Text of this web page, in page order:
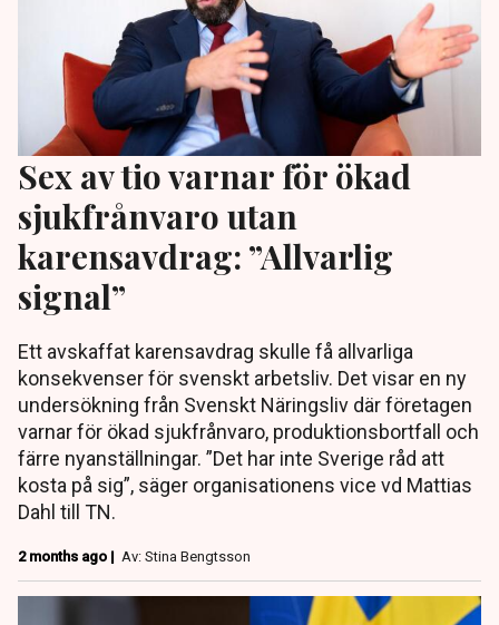
Sex av tio varnar för ökad
sjukfrånvaro utan
karensavdrag: ”Allvarlig
signal”
Ett avskaffat karensavdrag skulle få allvarliga
konsekvenser för svenskt arbetsliv. Det visar en ny
undersökning från Svenskt Näringsliv där företagen
varnar för ökad sjukfrånvaro, produktionsbortfall och
färre nyanställningar. ”Det har inte Sverige råd att
kosta på sig”, säger organisationens vice vd Mattias
Dahl till TN.
2 months ago | Av: Stina Bengtsson